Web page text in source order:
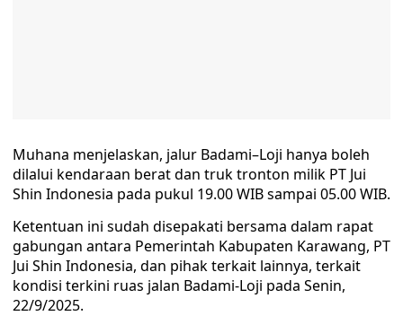
Muhana menjelaskan, jalur Badami–Loji hanya boleh
dilalui kendaraan berat dan truk tronton milik PT Jui
Shin Indonesia pada pukul 19.00 WIB sampai 05.00 WIB.
Ketentuan ini sudah disepakati bersama dalam rapat
gabungan antara Pemerintah Kabupaten Karawang, PT
Jui Shin Indonesia, dan pihak terkait lainnya, terkait
kondisi terkini ruas jalan Badami-Loji pada Senin,
22/9/2025.